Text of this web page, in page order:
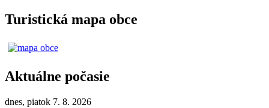
Turistická mapa obce
Aktuálne počasie
dnes, piatok 7. 8. 2026